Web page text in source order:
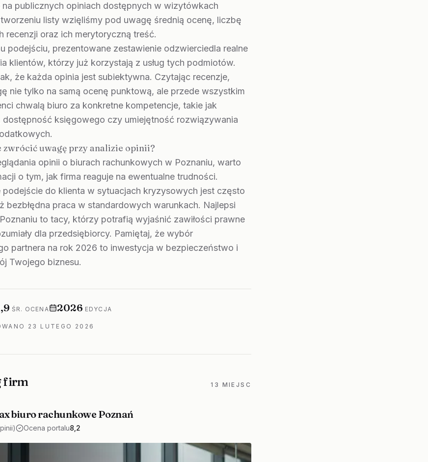
na publicznych opiniach dostępnych w wizytówkach
listy wzięliśmy pod uwagę średnią ocenę, liczbę
recenzji oraz ich merytoryczną treść.
podejściu, prezentowane zestawienie odzwierciedla realne
klientów, którzy już korzystają z usług tych podmiotów.
że każda opinia jest subiektywna. Czytając recenzje,
nie tylko na samą ocenę punktową, ale przede wszystkim
chwalą biuro za konkretne kompetencje, takie jak
dostępność księgowego czy umiejętność rozwiązywania
zwrócić uwagę przy analizie opinii?
opinii o biurach rachunkowych w Poznaniu, warto
o tym, jak firma reaguje na ewentualne trudności.
podejście do klienta w sytuacjach kryzysowych jest często
bezbłędna praca w standardowych warunkach. Najlepsi
to tacy, którzy potrafią wyjaśnić zawiłości prawne
dla przedsiębiorcy. Pamiętaj, że wybór
partnera na rok 2026 to inwestycja w bezpieczeństwo i
Twojego biznesu.
ocena
ŚR. OCENARok edycji
2026 EDYCJA
23 LUTEGO 2026
firm 13 MIEJSC
biuro rachunkowe Poznań
Ocena portalu8,2